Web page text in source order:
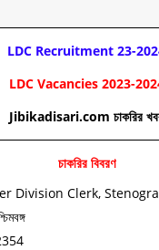
LDC Recruitment 23-
LDCVacancies2023-
Jibikadisari.com চাকরির
চাকরির বিবরণ
Division Clerk,